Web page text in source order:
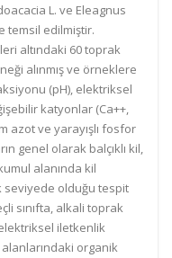
L. ve Eleagnus
temsil edilmiştir.
altındaki 60 toprak
alınmış ve örneklere
(pH), elektriksel
katyonlar (Ca++,
azot ve yarayışlı fosfor
genel olarak balçıklı kil,
alanında kil
seviyede olduğu tespit
sınıfta, alkali toprak
iletkenlik
organik